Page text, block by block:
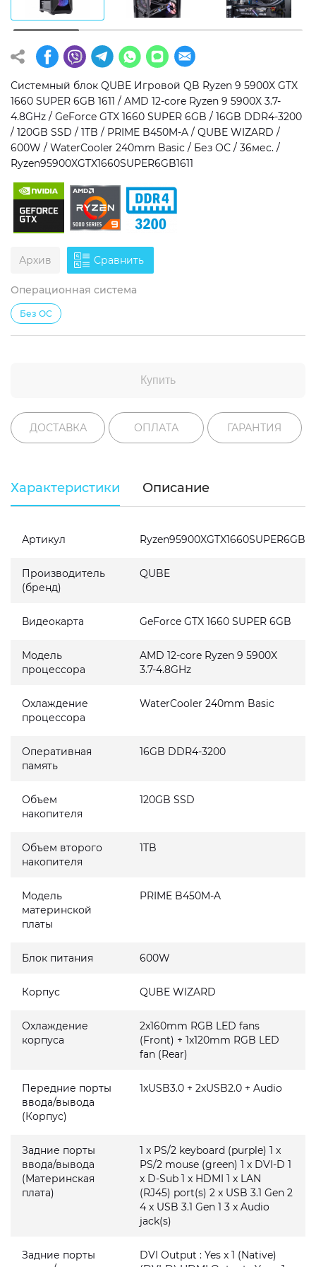
Операционная система
Windows 11 Home
Windows 11 Pro
Без ОС
Тип накопителя
SSD
HDD
SSD + HDD
Дополнительно
RGB-подсветка
Разблокированный множитель CPU
Сверхбыстрый M.2 SSD NVME
Системный блок QUBE Игровой QB Ryzen 9 5900X GTX
1660 SUPER 6GB 1611 / AMD 12-core Ryzen 9 5900X 3.7-
4.8GHz / GeForce GTX 1660 SUPER 6GB / 16GB DDR4-3200
/ 120GB SSD / 1TB / PRIME B450M-A / QUBE WIZARD /
600W / WaterCooler 240mm Basic / Без ОС / 36мес. /
Ryzen95900XGTX1660SUPER6GB1611
Архив Сравнить
Операционная система
Без ОС
Купить
ДОСТАВКА ОПЛАТА ГАРАНТИЯ
Характеристики Описание
Артикул
Производитель
(бренд)
QUBE
Видеокарта GeForce GTX 1660 SUPER 6GB
Модель
процессора
AMD 12-core Ryzen 9 5900X
3.7-4.8GHz
Охлаждение
процессора
WaterCooler 240mm Basic
Оперативная
память
16GB DDR4-3200
Объем
накопителя
120GB SSD
Объем второго
накопителя
1TB
Модель
материнской
платы
PRIME B450M-A
Блок питания 600W
Корпус QUBE WIZARD
Охлаждение
корпуса
2x160mm RGB LED fans
(Front) + 1x120mm RGB LED
fan (Rear)
Передние порты
ввода/вывода
(Корпус)
1xUSB3.0 + 2xUSB2.0 + Audio
Задние порты
ввода/вывода
(Материнская
плата)
1 x PS/2 keyboard (purple) 1 x
PS/2 mouse (green) 1 x DVI-D 1
x D-Sub 1 x HDMI 1 x LAN
(RJ45) port(s) 2 x USB 3.1 Gen 2
4 x USB 3.1 Gen 1 3 x Audio
jack(s)
Задние порты
DVI Output : Yes x 1 (Native)